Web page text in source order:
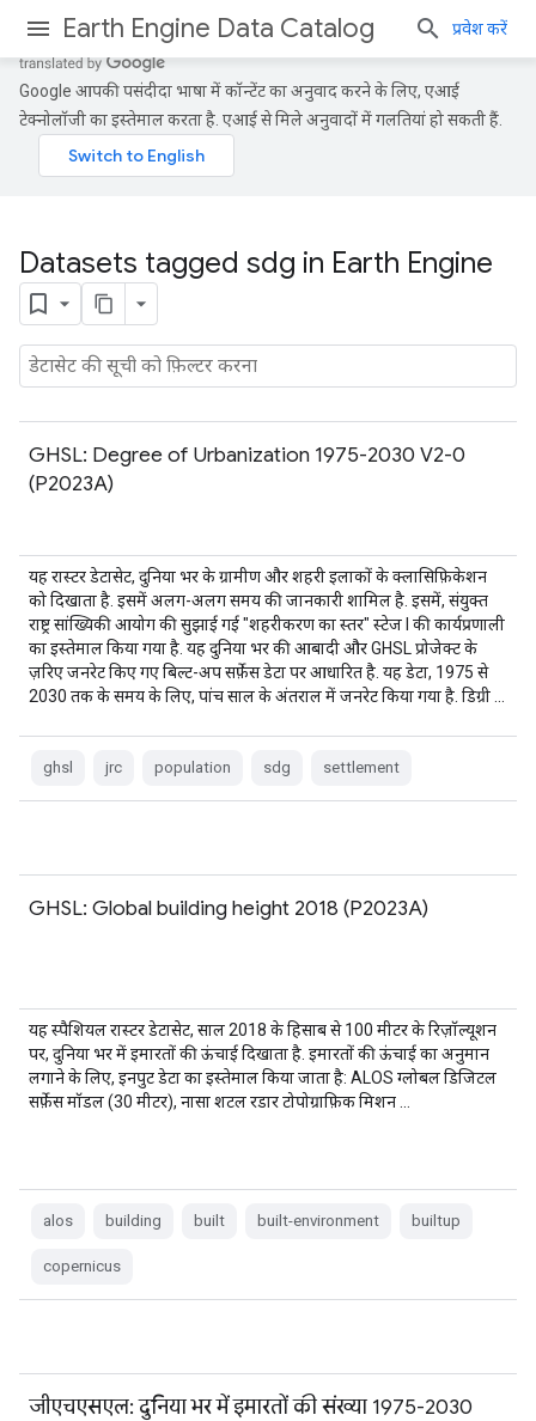
Earth Engine Data Catalog प्रवेश करें
Google आपकी पसंदीदा भाषा में कॉन्टेंट का अनुवाद करने के लिए, एआई
टेक्नोलॉजी का इस्तेमाल करता है. एआई से मिले अनुवादों में गलतियां हो सकती हैं.
Datasets tagged sdg in Earth Engine
GHSL: Degree of Urbanization 1975-2030 V2-0
(P2023A)
यह रास्टर डेटासेट, दुनिया भर के ग्रामीण और शहरी इलाकों के क्लासिफ़िकेशन
को दिखाता है. इसमें अलग-अलग समय की जानकारी शामिल है. इसमें, संयुक्त
राष्ट्र सांख्यिकी आयोग की सुझाई गई "शहरीकरण का स्तर" स्टेज I की कार्यप्रणाली
का इस्तेमाल किया गया है. यह दुनिया भर की आबादी और GHSL प्रोजेक्ट के
ज़रिए जनरेट किए गए बिल्ट-अप सर्फ़ेस डेटा पर आधारित है. यह डेटा, 1975 से
2030 तक के समय के लिए, पांच साल के अंतराल में जनरेट किया गया है. डिग्री …
ghsl jrc population sdg settlement
GHSL: Global building height 2018 (P2023A)
यह स्पैशियल रास्टर डेटासेट, साल 2018 के हिसाब से 100 मीटर के रिज़ॉल्यूशन
पर, दुनिया भर में इमारतों की ऊंचाई दिखाता है. इमारतों की ऊंचाई का अनुमान
लगाने के लिए, इनपुट डेटा का इस्तेमाल किया जाता है: ALOS ग्लोबल डिजिटल
सर्फ़ेस मॉडल (30 मीटर), नासा शटल रडार टोपोग्राफ़िक मिशन …
alos building built built-environment builtup
copernicus
जीएचएसएल: दुनिया भर में इमारतों की संख्या 1975-2030